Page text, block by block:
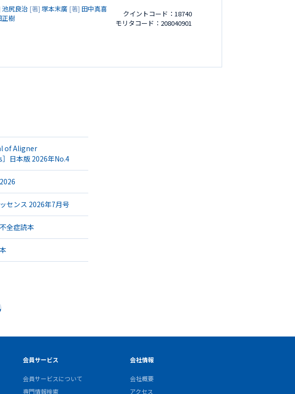
池尻良治 [著] 塚本末廣 [著] 田中真喜
正樹
クイントコード：18740
モリタコード：208040901
of Aligner
日本版 2026年No.4
センス 2026年7月号
全症読本
会員サービス
会員サービスについて
専門情報検索
会社情報
会社概要
アクセス